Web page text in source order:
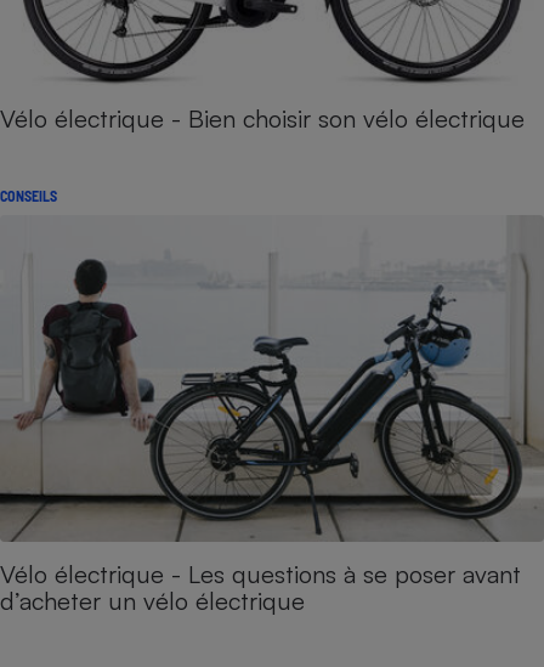
Vélo électrique - Bien choisir son vélo électrique
CONSEILS
Vélo électrique - Les questions à se poser avant
d’acheter un vélo électrique